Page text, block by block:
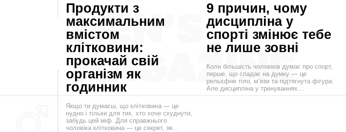
Продукти з
максимальним
вмістом
клітковини:
прокачай свій
організм як
годинник
Якщо ти думаєш, що клітковина — це
нудно і тільки для тих, хто хоче схуднути,
забудь цей міф. Для справжнього
чоловіка клітковина — це секрет, як…
9 причин, чому
дисципліна у
спорті змінює тебе
не лише зовні
Коли більшість чоловіків думає про спорт,
перше, що спадає на думку — це
рельєфне тіло, м’язи та підтягнута фігура.
Але дисципліна у тренуваннях…